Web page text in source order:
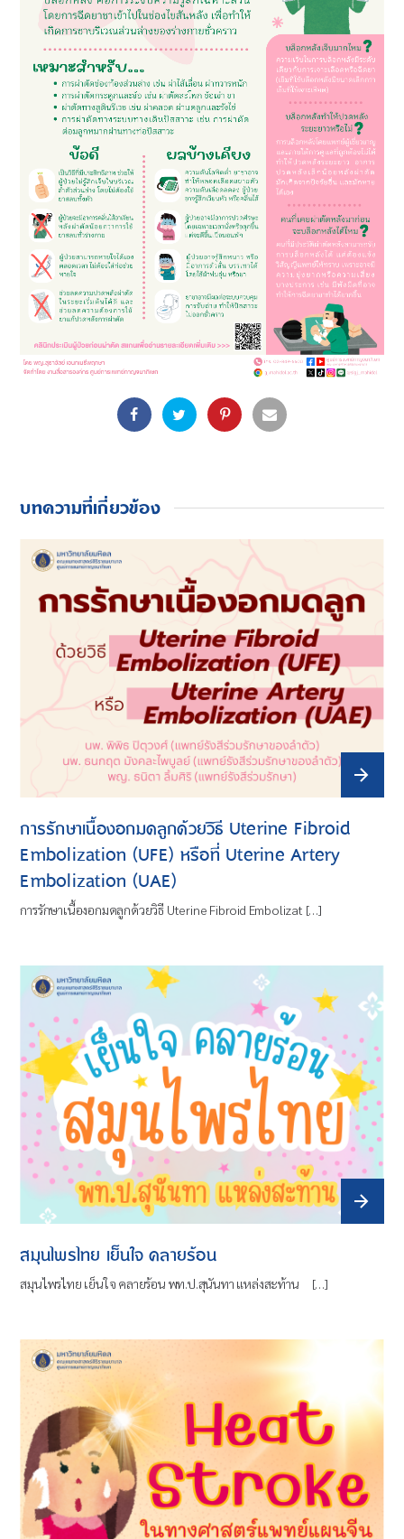
บทความที่เกี่ยวข้อง
การรักษาเนื้องอกมดลูกด้วยวิธี Uterine Fibroid
Embolization (UFE) หรือที่ Uterine Artery
Embolization (UAE)
การรักษาเนื้องอกมดลูกด้วยวิธี Uterine Fibroid Embolizat […]
สมุนไพรไทย เย็นใจ คลายร้อน
สมุนไพรไทย เย็นใจ คลายร้อน พท.ป.สุนันทา แหล่งสะท้าน […]